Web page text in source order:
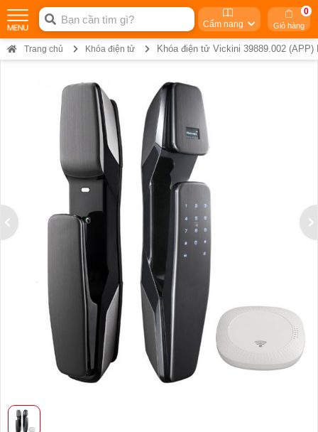
Cẩm nang Giỏ hàng
0
Trang chủ Khóa điện tử Khóa điện tử Vickini 39889.002 (APP)